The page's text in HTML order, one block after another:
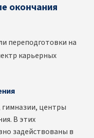
окончания
переподготовки на
карьерных
центры
В этих
задействованы в